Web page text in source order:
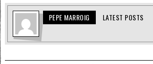
PEPE MARROIG LATEST POSTS